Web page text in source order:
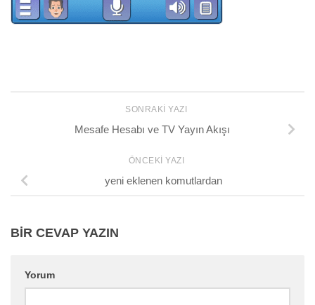
SONRAKI YAZI
Mesafe Hesabı ve TV Yayın Akışı
ÖNCEKI YAZI
yeni eklenen komutlardan
BIR CEVAP YAZIN
Yorum